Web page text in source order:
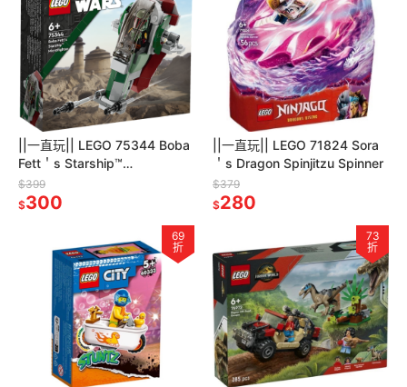
||一直玩|| LEGO 75344 Boba
Fett＇s Starship™
Microfighter
$399
$300
||一直玩|| LEGO 71824 Sora
＇s Dragon Spinjitzu Spinner
$379
$280
69
折
73
折